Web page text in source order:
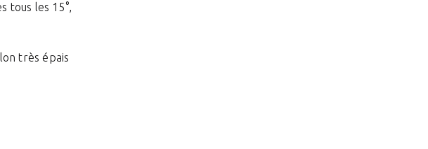
tous les 15°,
très épais